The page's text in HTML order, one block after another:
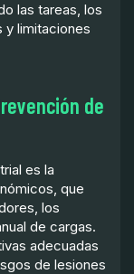
las tareas, los
y limitaciones
de
es la
que
los
de cargas.
adecuadas
de lesiones